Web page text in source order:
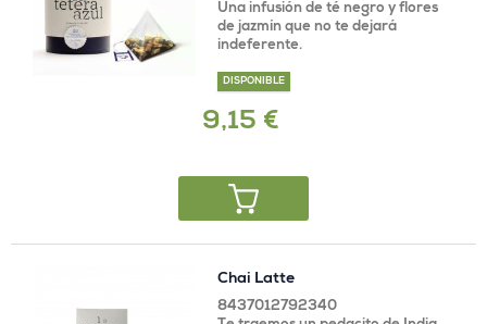
Una infusión de té negro y flores
de jazmín que no te dejará
indeferente.
DISPONIBLE
9,15 €
Chai Latte
8437012792340